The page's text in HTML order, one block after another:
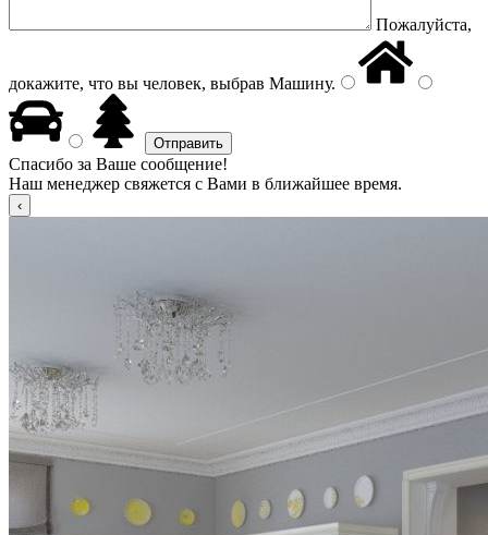
Пожалуйста,
докажите, что вы человек, выбрав Машину.
Спасибо за Ваше сообщение!
Наш менеджер свяжется с Вами в ближайшее время.